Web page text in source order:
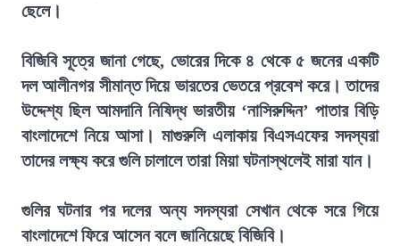
ছেলে।
বিজিবি সূত্রে জানা গেছে, ভোরের দিকে ৪ থেকে ৫ জনের একটি
দল আলীনগর সীমান্ত দিয়ে ভারতের ভেতরে প্রবেশ করে। তাদের
উদ্দেশ্য ছিল আমদানি নিষিদ্ধ ভারতীয় ‘নাসিরুদ্দিন’ পাতার বিড়ি
বাংলাদেশে নিয়ে আসা। মাগুরুলি এলাকায় বিএসএফের সদস্যরা
তাদের লক্ষ্য করে গুলি চালালে তারা মিয়া ঘটনাস্থলেই মারা যান।
গুলির ঘটনার পর দলের অন্য সদস্যরা সেখান থেকে সরে গিয়ে
বাংলাদেশে ফিরে আসেন বলে জানিয়েছে বিজিবি।